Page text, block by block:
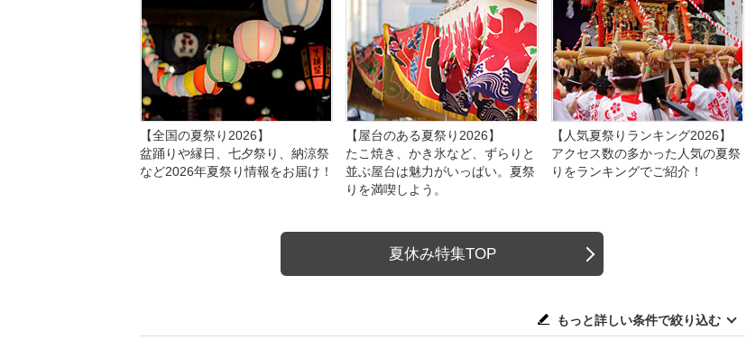
【全国の夏祭り2026】
盆踊りや縁日、七夕祭り、納涼祭
など2026年夏祭り情報をお届け！
【屋台のある夏祭り2026】
たこ焼き、かき氷など、ずらりと
並ぶ屋台は魅力がいっぱい。夏祭
りを満喫しよう。
【人気夏祭りランキング2026】
アクセス数の多かった人気の夏祭
りをランキングでご紹介！
夏休み特集TOP
もっと詳しい条件で絞り込む